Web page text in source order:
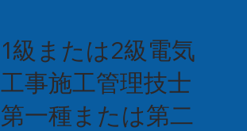
1級または2級電気
工事施工管理技士
第一種または第二